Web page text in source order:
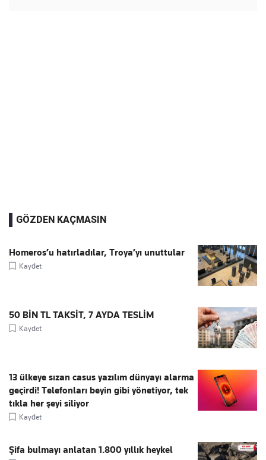
GÖZDEN KAÇMASIN
Homeros’u hatırladılar, Troya’yı unuttular
Kaydet
50 BİN TL TAKSİT, 7 AYDA TESLİM
Kaydet
13 ülkeye sızan casus yazılım dünyayı alarma
geçirdi! Telefonları beyin gibi yönetiyor, tek
tıkla her şeyi siliyor
Kaydet
Şifa bulmayı anlatan 1.800 yıllık heykel